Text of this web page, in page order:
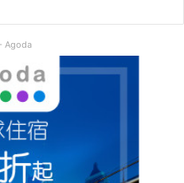
Agoda